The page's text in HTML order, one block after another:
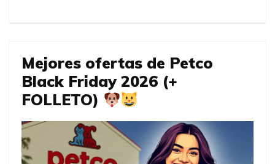
Mejores ofertas de Petco
Black Friday 2026 (+
FOLLETO)